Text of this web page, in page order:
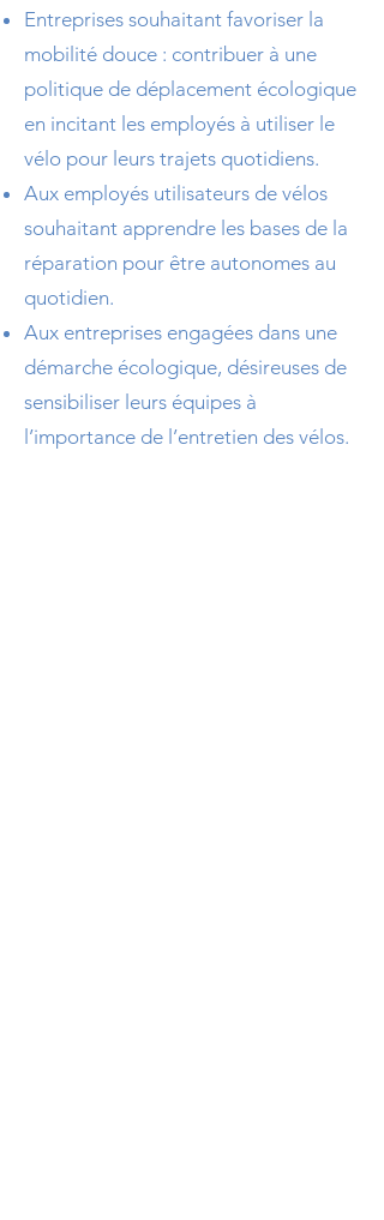
Entreprises souhaitant favoriser la
mobilité douce : contribuer à une
politique de déplacement écologique
en incitant les employés à utiliser le
vélo pour leurs trajets quotidiens.
Aux employés utilisateurs de vélos
souhaitant apprendre les bases de la
réparation pour être autonomes au
quotidien.
Aux entreprises engagées dans une
démarche écologique, désireuses de
sensibiliser leurs équipes à
l’importance de l’entretien des vélos.